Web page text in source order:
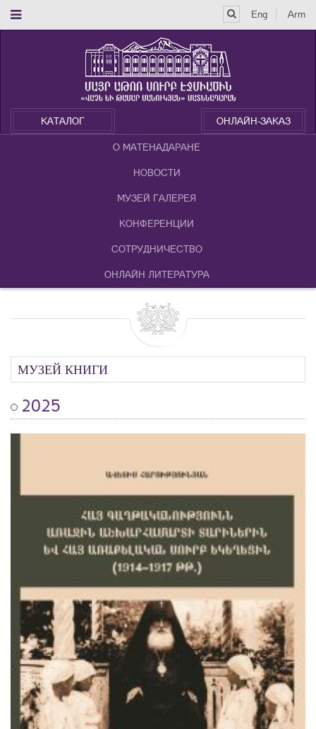
Eng Arm
КАТАЛОГ ОНЛАЙН-ЗАКАЗ
О МАТЕНАДАРАНЕ
НОВОСТИ
МУЗЕЙ ГАЛЕРЕЯ
КОНФЕРЕНЦИИ
СОТРУДНИЧЕСТВО
ОНЛАЙН ЛИТЕРАТУРА
МУЗЕЙ КНИГИ
2025